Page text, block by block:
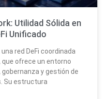
Utilidad Sólida en
Unificado
red DeFi coordinada
que ofrece un entorno
y gestión de
Su estructura